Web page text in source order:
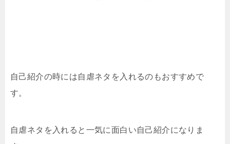
自己紹介の時には自虐ネタを入れるのもおすすめで
す。
自虐ネタを入れると一気に面白い自己紹介になりま